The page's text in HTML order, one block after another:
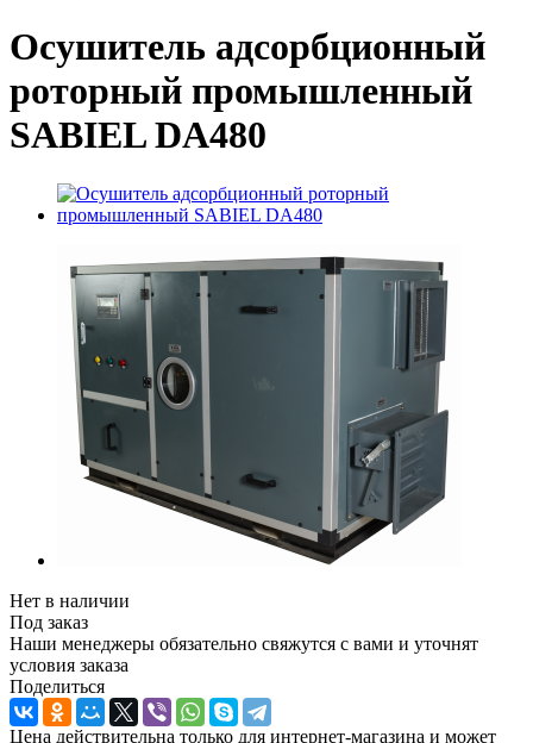
Осушитель адсорбционный
роторный промышленный
SABIEL DA480
Нет в наличии
Под заказ
Наши менеджеры обязательно свяжутся с вами и уточнят
условия заказа
Поделиться
Цена действительна только для интернет-магазина и может